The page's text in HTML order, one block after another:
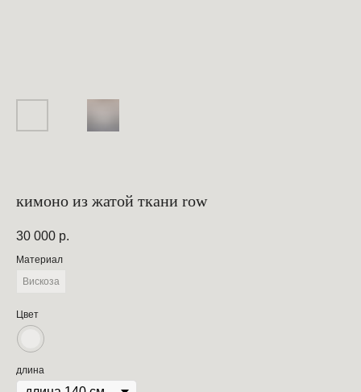
кимоно из жатой ткани row
30 000 р.
Материал
Вискоза
Цвет
длина